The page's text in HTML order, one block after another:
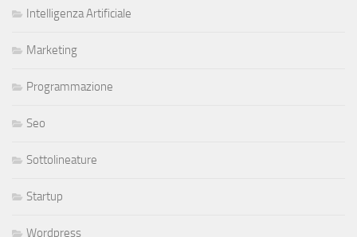
Intelligenza Artificiale
Marketing
Programmazione
Seo
Sottolineature
Startup
Wordpress